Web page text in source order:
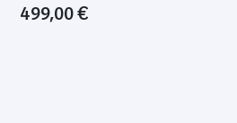
499,00 €